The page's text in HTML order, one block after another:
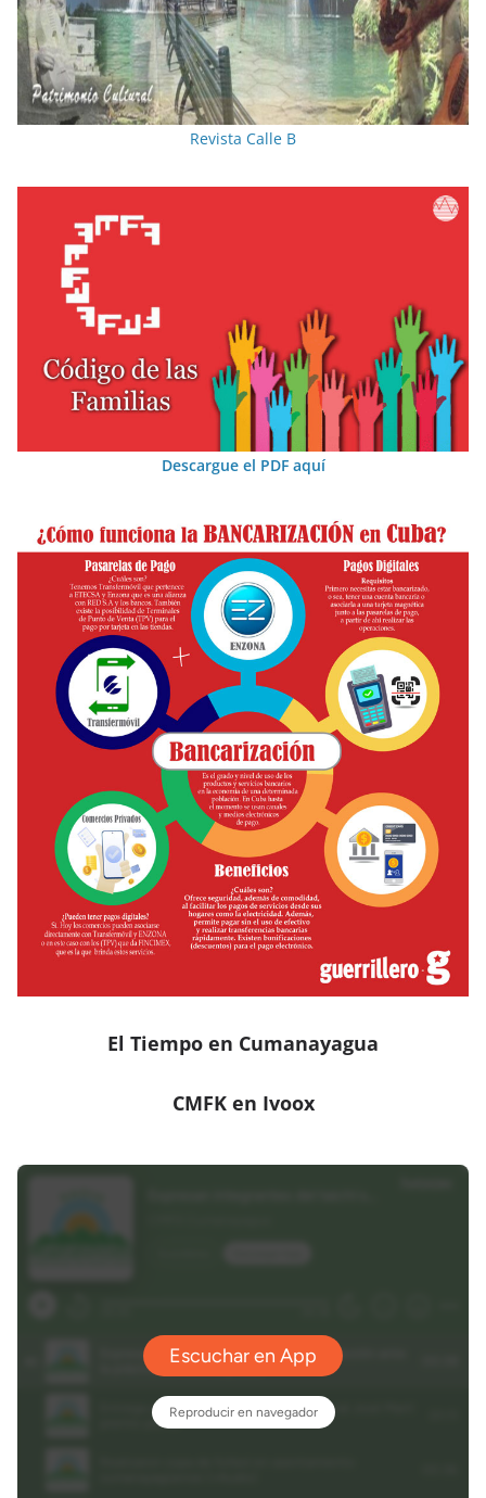
Revista Calle B
Descargue el PDF aquí
El Tiempo en Cumanayagua
CMFK en Ivoox